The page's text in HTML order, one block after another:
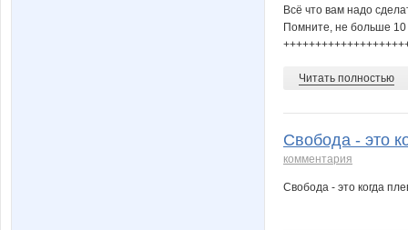
Всё что вам надо
Помните, не больше 10
Читать полностью
Свобода - это
комментария
Свобода - это когда